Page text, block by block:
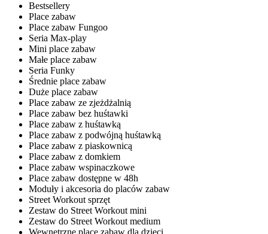
Bestsellery
Place zabaw
Place zabaw Fungoo
Seria Max-play
Mini place zabaw
Małe place zabaw
Seria Funky
Średnie place zabaw
Duże place zabaw
Place zabaw ze zjeżdżalnią
Place zabaw bez huśtawki
Place zabaw z huśtawką
Place zabaw z podwójną huśtawką
Place zabaw z piaskownicą
Place zabaw z domkiem
Place zabaw wspinaczkowe
Place zabaw dostępne w 48h
Moduły i akcesoria do placów zabaw
Street Workout sprzęt
Zestaw do Street Workout mini
Zestaw do Street Workout medium
Wewnętrzne place zabaw dla dzieci